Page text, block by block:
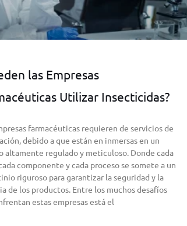
las Empresas
Utilizar Insecticidas?
farmacéuticas requieren de servicios de
debido a que están en inmersas en un
altamente regulado y meticuloso. Donde cada
componente y cada proceso se somete a un
riguroso para garantizar la seguridad y la
de los productos. Entre los muchos desafíos
estas empresas está el